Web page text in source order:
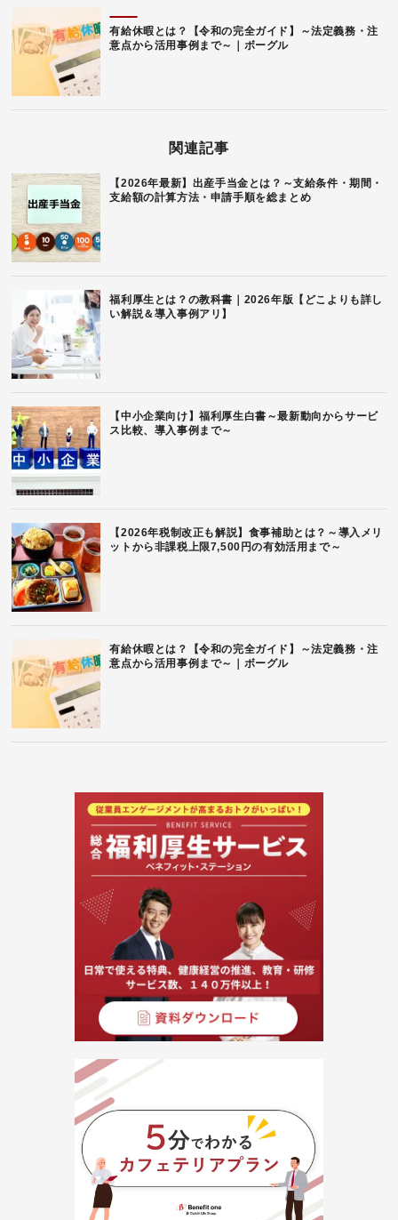
有給休暇とは？【令和の完全ガイド】～法定義務・注
意点から活用事例まで～｜ボーグル
関連記事
【2026年最新】出産手当金とは？～支給条件・期間・
支給額の計算方法・申請手順を総まとめ
福利厚生とは？の教科書｜2026年版【どこよりも詳し
い解説＆導入事例アリ】
【中小企業向け】福利厚生白書～最新動向からサービ
ス比較、導入事例まで～
【2026年税制改正も解説】食事補助とは？～導入メリ
ットから非課税上限7,500円の有効活用まで～
有給休暇とは？【令和の完全ガイド】～法定義務・注
意点から活用事例まで～｜ボーグル